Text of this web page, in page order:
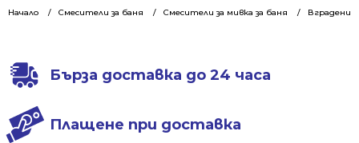
Начало Смесители за баня Смесители за мивка за баня Вградени
276.10 €
178.44 €
265.87 €
152.88 €
Бърза доставка до 24 часа
Плащене при доставка